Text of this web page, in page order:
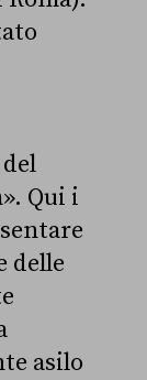
Qui i
delle
asilo